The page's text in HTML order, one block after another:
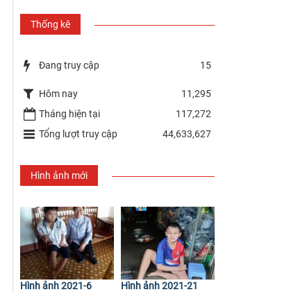
Thống kê
Đang truy cập 15
Hôm nay
11,295
Tháng hiện tại
117,272
Tổng lượt truy cập
44,633,627
Hình ảnh mới
Hình ảnh 2021-6 Hình ảnh 2021-21